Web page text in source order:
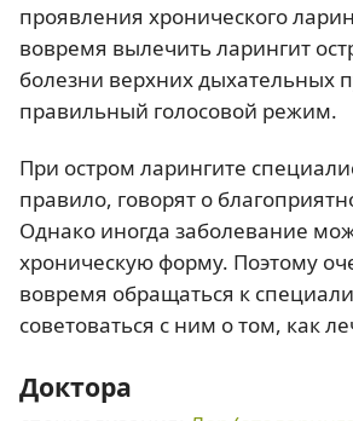
проявления хронического
вовремя вылечить ларингит
болезни верхних дыхательных
правильный голосовой режим.
При остром ларингите
правило, говорят о
Однако иногда заболевание
хроническую форму. Поэтому
вовремя обращаться к
советоваться с ним о том, как
Доктора